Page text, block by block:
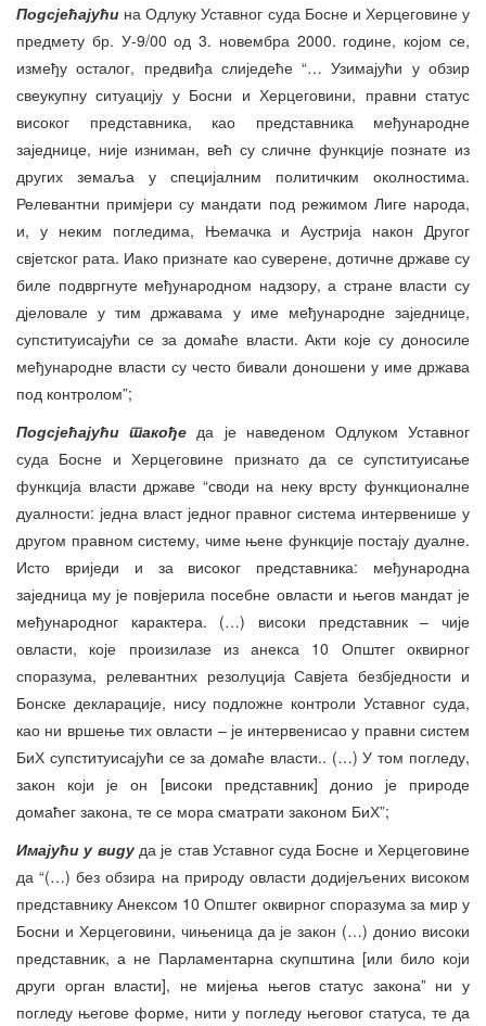
Подсјећајући на Одлуку Уставног суда Босне и Херцеговине у
предмету бр. У-9/00 од 3. новембра 2000. године, којом се,
између осталог, предвиђа слиједеће “… Узимајући у обзир
свеукупну ситуацију у Босни и Херцеговини, правни статус
високог представника, као представника међународне
заједнице, није изниман, већ су сличне функције познате из
других земаља у специјалним политичким околностима.
Релевантни примјери су мандати под режимом Лиге народа,
и, у неким погледима, Њемачка и Аустрија након Другог
свјетског рата. Иако признате као суверене, дотичне државе су
биле подвргнуте међународном надзору, а стране власти су
дјеловале у тим државама у име међународне заједнице,
супституисајући се за домаће власти. Акти које су доносиле
међународне власти су често бивали доношени у име држава
под контролом”;
Подсјећајући такође да је наведеном Одлуком Уставног
суда Босне и Херцеговине признато да се супституисање
функција власти државе “своди на неку врсту функционалне
дуалности: једна власт једног правног система интервенише у
другом правном систему, чиме њене функције постају дуалне.
Исто вриједи и за високог представника: међународна
заједница му је повјерила посебне овласти и његов мандат је
међународног карактера. (…) високи представник – чије
овласти, које произилазе из анекса 10 Општег оквирног
споразума, релевантних резолуција Савјета безбједности и
Бонске декларације, нису подложне контроли Уставног суда,
као ни вршење тих овласти – је интервенисао у правни систем
БиХ супституисајући се за домаће власти.. (…) У том погледу,
закон који је он [високи представник] донио је природе
домаћег закона, те се мора сматрати законом БиХ”;
Имајући у виду да је став Уставног суда Босне и Херцеговине
да “(…) без обзира на природу овласти додијељених високом
представнику Анексом 10 Општег оквирног споразума за мир у
Босни и Херцеговини, чињеница да је закон (…) донио високи
представник, а не Парламентарна скупштина [или било који
други орган власти], не мијења његов статус закона” ни у
погледу његове форме, нити у погледу његовог статуса, те да